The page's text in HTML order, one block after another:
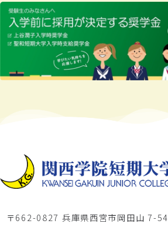
〒662-0827 兵庫県西宮市岡田山 7-54